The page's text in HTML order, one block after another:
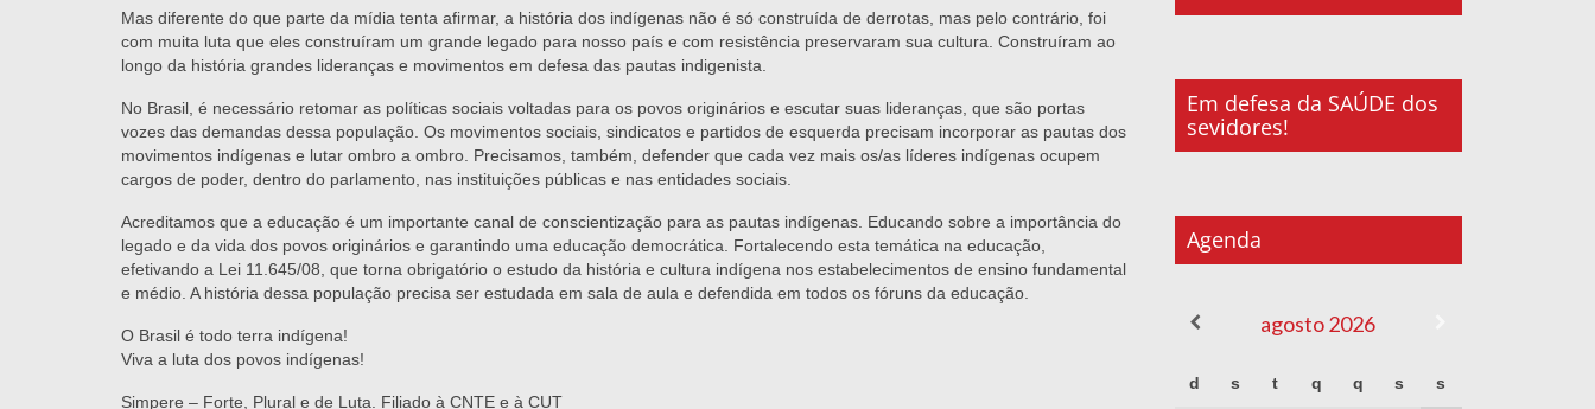
Mas diferente do que parte da mídia tenta afirmar, a história dos indígenas não é só construída de derrotas, mas pelo contrário, foi
com muita luta que eles construíram um grande legado para nosso país e com resistência preservaram sua cultura. Construíram ao
longo da história grandes lideranças e movimentos em defesa das pautas indigenista.
No Brasil, é necessário retomar as políticas sociais voltadas para os povos originários e escutar suas lideranças, que são portas
vozes das demandas dessa população. Os movimentos sociais, sindicatos e partidos de esquerda precisam incorporar as pautas dos
movimentos indígenas e lutar ombro a ombro. Precisamos, também, defender que cada vez mais os/as líderes indígenas ocupem
cargos de poder, dentro do parlamento, nas instituições públicas e nas entidades sociais.
Acreditamos que a educação é um importante canal de conscientização para as pautas indígenas. Educando sobre a importância do
legado e da vida dos povos originários e garantindo uma educação democrática. Fortalecendo esta temática na educação,
efetivando a Lei 11.645/08, que torna obrigatório o estudo da história e cultura indígena nos estabelecimentos de ensino fundamental
e médio. A história dessa população precisa ser estudada em sala de aula e defendida em todos os fóruns da educação.
O Brasil é todo terra indígena!
Viva a luta dos povos indígenas!
Simpere – Forte, Plural e de Luta. Filiado à CNTE e à CUT
Em defesa da SAÚDE dos
sevidores!
Agenda
agosto 2026
d s t q q s
s